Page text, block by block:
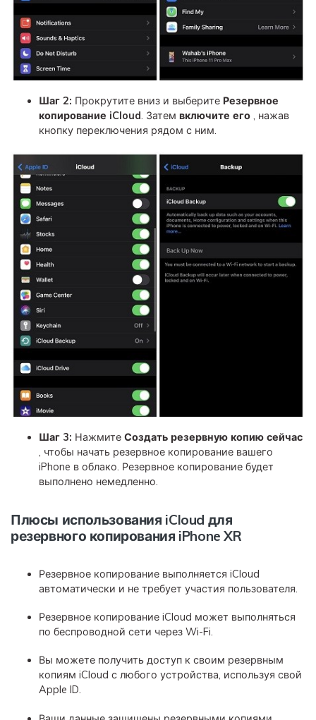
Шаг 2: Прокрутите вниз и выберите Резервное
копирование iCloud. Затем включите его , нажав
кнопку переключения рядом с ним.
Шаг 3: Нажмите Создать резервную копию сейчас
, чтобы начать резервное копирование вашего
iPhone в облако. Резервное копирование будет
выполнено немедленно.
Плюсы использования iCloud для
резервного копирования iPhone XR
Резервное копирование выполняется iCloud
автоматически и не требует участия пользователя.
Резервное копирование iCloud может выполняться
по беспроводной сети через Wi-Fi.
Вы можете получить доступ к своим резервным
копиям iCloud с любого устройства, используя свой
Apple ID.